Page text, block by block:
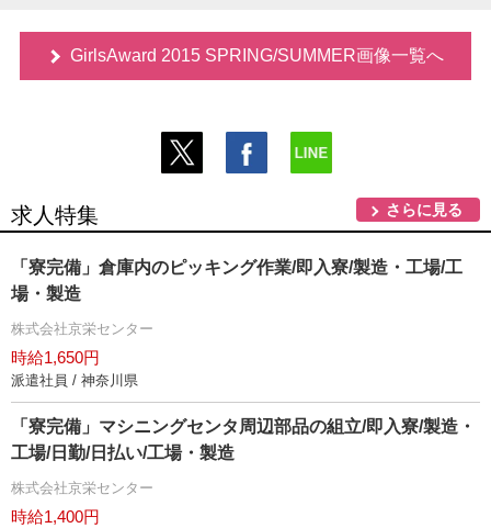
GirlsAward 2015 SPRING/SUMMER画像一覧へ
求人特集 さらに見る
「寮完備」倉庫内のピッキング作業/即入寮/製造・工場/工
場・製造
株式会社京栄センター
時給1,650円
派遣社員 / 神奈川県
「寮完備」マシニングセンタ周辺部品の組立/即入寮/製造・
工場/日勤/日払い/工場・製造
株式会社京栄センター
時給1,400円